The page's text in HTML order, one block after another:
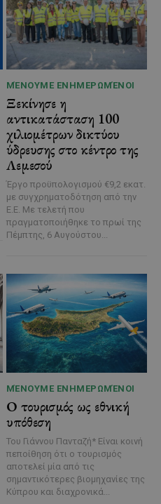
ΜΈΝΟΥΜΕ ΕΝΗΜΕΡΩΜΈΝΟΙ
Ξεκίνησε η
αντικατάσταση 100
χιλιομέτρων δικτύου
ύδρευσης στο κέντρο της
Λεμεσού
Έργο προϋπολογισμού €9,2 εκατ.
με συγχρηματοδότηση από την
Ε.Ε. Με τελετή που
πραγματοποιήθηκε το πρωί της
Πέμπτης, 6 Αυγούστου...
ΜΈΝΟΥΜΕ ΕΝΗΜΕΡΩΜΈΝΟΙ
Ο τουρισμός ως εθνική
υπόθεση
Του Γιάννου Πανταζή* Είναι κοινή
πεποίθηση ότι ο τουρισμός
αποτελεί μία από τις
σημαντικότερες βιομηχανίες της
Κύπρου και διαχρονικά...